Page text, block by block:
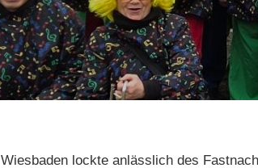
Wiesbaden lockte anlässlich des